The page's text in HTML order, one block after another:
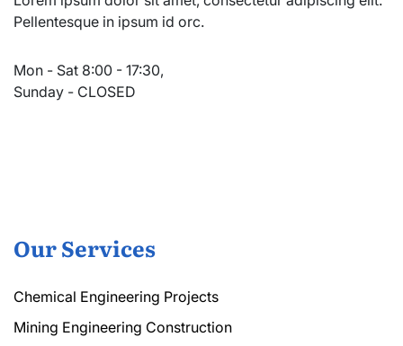
Pellentesque in ipsum id orc.
Mon - Sat 8:00 - 17:30,
Sunday - CLOSED
Our Services
Chemical Engineering Projects
Mining Engineering Construction